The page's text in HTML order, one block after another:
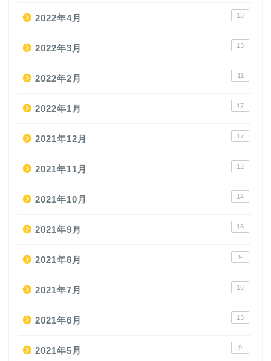
2022年4月 13
2022年3月 13
2022年2月 11
2022年1月 17
2021年12月 17
2021年11月 12
2021年10月 14
2021年9月 16
2021年8月 9
2021年7月 16
2021年6月 13
2021年5月 9